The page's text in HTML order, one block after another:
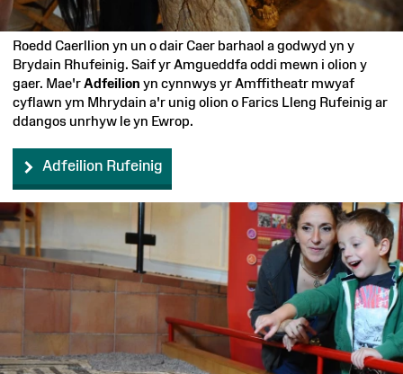
Roedd Caerllion yn un o dair Caer barhaol a godwyd yn y
Brydain Rhufeinig. Saif yr Amgueddfa oddi mewn i olion y
gaer. Mae'rAdfeilion yn cynnwys yr Amffitheatr mwyaf
cyflawn ym Mhrydain a'r unig olion o Farics Lleng Rufeinig ar
ddangos unrhyw le yn Ewrop.
Adfeilion Rufeinig